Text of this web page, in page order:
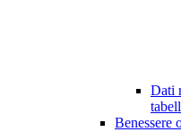
Dati
Benessere